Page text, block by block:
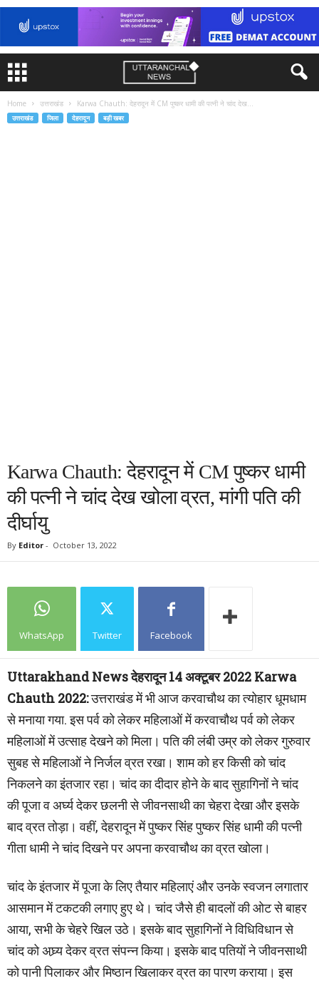
Home उत्तराखंड Karwa Chauth: देहरादून में CM पुष्‍कर धामी की पत्‍नी ने चांद देख...
उत्तराखंड जिला देहरादून बड़ी खबर
Karwa Chauth: देहरादून में CM पुष्‍कर धामी
की पत्‍नी ने चांद देख खोला व्रत, मांगी पति की
दीर्घायु
By Editor - October 13, 2022
WhatsApp Twitter Facebook
Uttarakhand News देहरादून 14 अक्टूबर 2022 Karwa
Chauth 2022:उत्तराखंड में भी आज करवाचौथ का त्योहार धूमधाम
से मनाया गया. इस पर्व को लेकर महिलाओं में करवाचौथ पर्व को लेकर
महिलाओं में उत्साह देखने को मिला। पति की लंबी उम्र को लेकर गुरुवार
सुबह से महिलाओं ने निर्जल व्रत रखा। शाम को हर किसी को चांद
निकलने का इंतजार रहा। चांद का दीदार होने के बाद सुहागिनों ने चांद
की पूजा व अर्घ्य देकर छलनी से जीवनसाथी का चेहरा देखा और इसके
बाद व्रत तोड़ा। वहीं, देहरादून में पुष्‍कर सिंह पुष्कर सिंह धामी की पत्‍नी
गीता धामी ने चांद दिखने पर अपना करवाचौथ का व्रत खोला।
चांद के इंतजार में पूजा के लिए तैयार महिलाएं और उनके स्वजन लगातार
आसमान में टकटकी लगाए हुए थे। चांद जैसे ही बादलों की ओट से बाहर
आया, सभी के चेहरे खिल उठे। इसके बाद सुहागिनों ने विधिविधान से
चांद को अघ्र्य देकर व्रत संपन्न किया। इसके बाद पतियों ने जीवनसाथी
को पानी पिलाकर और मिष्ठान खिलाकर व्रत का पारण कराया। इस